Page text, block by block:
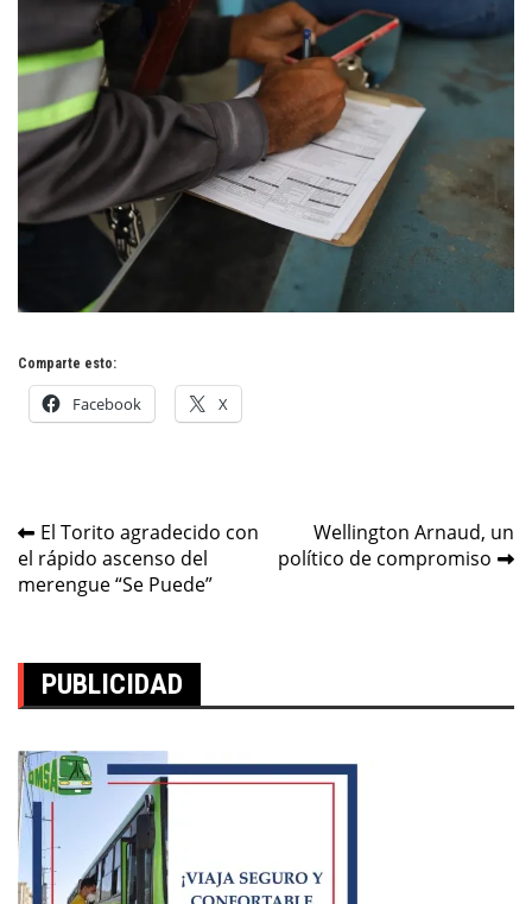
Comparte esto:
Facebook X
Navegación
de
El Torito agradecido con
el rápido ascenso del
merengue “Se Puede”
Wellington Arnaud, un
político de compromiso
PUBLICIDAD